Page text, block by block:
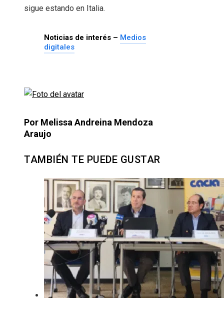
sigue estando en Italia.
Noticias de interés – Medios
digitales
Por Melissa Andreina Mendoza
Araujo
TAMBIÉN TE PUEDE GUSTAR